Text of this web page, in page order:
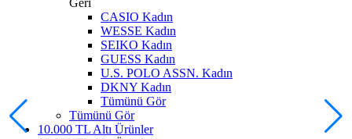
Geri
CASIO Kadın
WESSE Kadın
SEIKO Kadın
GUESS Kadın
U.S. POLO ASSN. Kadın
DKNY Kadın
Tümünü Gör
Tümünü Gör
10.000 TL Altı Ürünler